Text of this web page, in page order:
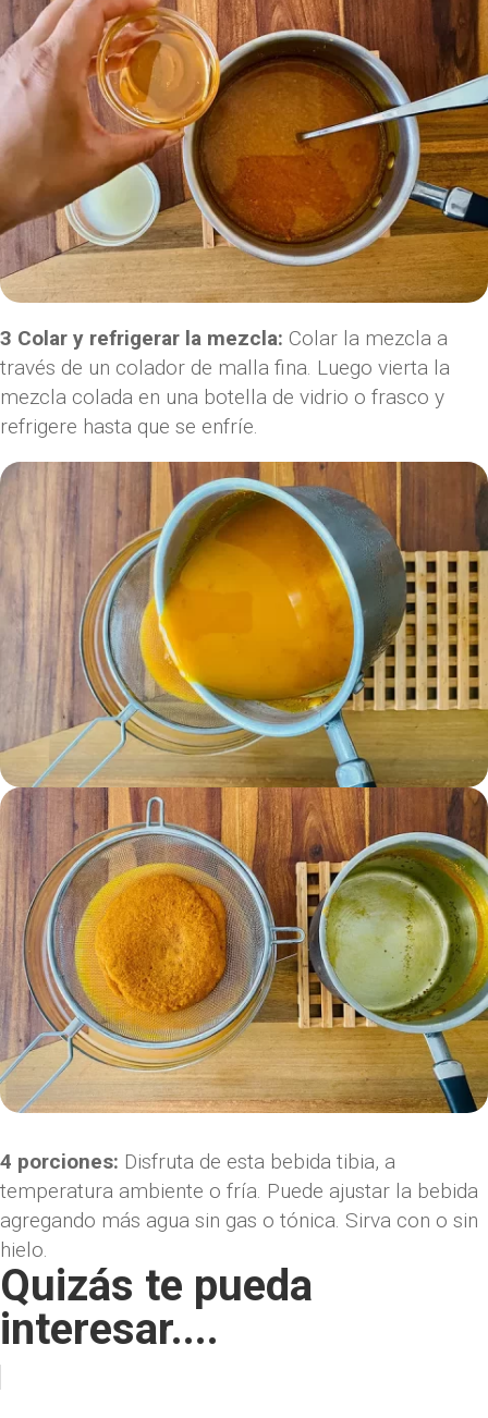
3 Colar y refrigerar la mezcla: Colar la mezcla a
través de un colador de malla fina. Luego vierta la
mezcla colada en una botella de vidrio o frasco y
refrigere hasta que se enfríe.
4 porciones: Disfruta de esta bebida tibia, a
temperatura ambiente o fría. Puede ajustar la bebida
agregando más agua sin gas o tónica. Sirva con o sin
hielo.
Quizás te pueda
interesar....